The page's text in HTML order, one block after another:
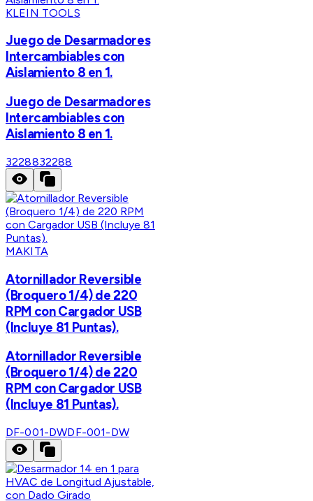
KLEIN TOOLS
Juego de Desarmadores
Intercambiables con
Aislamiento 8 en 1.
Juego de Desarmadores
Intercambiables con
Aislamiento 8 en 1.
3228832288
MAKITA
Atornillador Reversible
(Broquero 1/4) de 220
RPM con Cargador USB
(Incluye 81 Puntas).
Atornillador Reversible
(Broquero 1/4) de 220
RPM con Cargador USB
(Incluye 81 Puntas).
DF-001-DWDF-001-DW